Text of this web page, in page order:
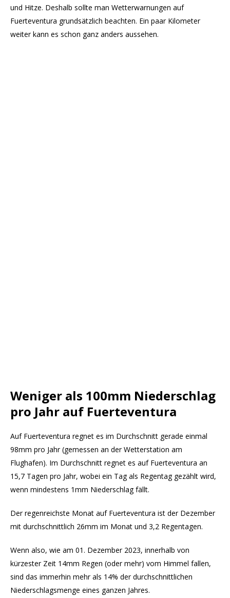
und Hitze. Deshalb sollte man Wetterwarnungen auf
Fuerteventura grundsätzlich beachten. Ein paar Kilometer
weiter kann es schon ganz anders aussehen.
Weniger als 100mm Niederschlag
pro Jahr auf Fuerteventura
Auf Fuerteventura regnet es im Durchschnitt gerade einmal
98mm pro Jahr (gemessen an der Wetterstation am
Flughafen). Im Durchschnitt regnet es auf Fuerteventura an
15,7 Tagen pro Jahr, wobei ein Tag als Regentag gezählt wird,
wenn mindestens 1mm Niederschlag fällt.
Der regenreichste Monat auf Fuerteventura ist der Dezember
mit durchschnittlich 26mm im Monat und 3,2 Regentagen.
Wenn also, wie am 01. Dezember 2023, innerhalb von
kürzester Zeit 14mm Regen (oder mehr) vom Himmel fallen,
sind das immerhin mehr als 14% der durchschnittlichen
Niederschlagsmenge eines ganzen Jahres.